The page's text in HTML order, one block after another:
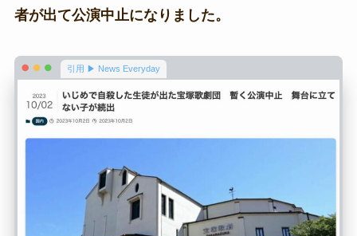
者が出て公演中止になりました。
引用 ▶ News Everyday